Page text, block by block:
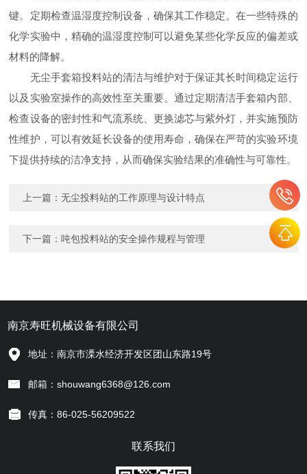
键。定期检查温湿度控制设备，确保其工作稳定。在一些特殊的
化学实验中，精确的温湿度控制可以避免某些化学反应的偏差或
材料的降解。
无尘手套箱投料站的清洁与维护对于保证其长时间稳定运行
以及实验室操作的高效性至关重要。通过定期清洁手套箱内部、
检查设备的密封性和气流系统、更换滤芯与紫外灯，并实施预防
性维护，可以有效延长设备的使用寿命，确保在严苛的实验环境
下提供持续的洁净支持，从而确保实验结果的准确性与可靠性。
上一篇：无尘投料站的工作原理与设计特点
下一篇：吨包投料站的安全操作规程与管理
南京寿旺机械设备有限公司
地址：南京市溧水经济开发区团山东路19号
邮箱：shouwang6368@126.com
传真：86-025-56209522
联系我们